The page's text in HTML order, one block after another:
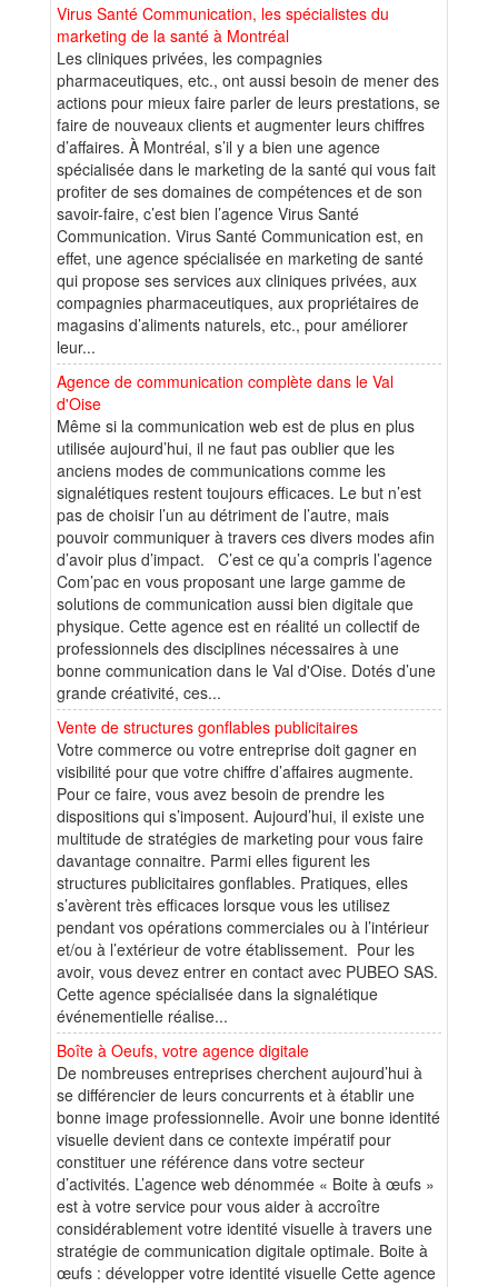
Virus Santé Communication, les spécialistes du
marketing de la santé à Montréal
Les cliniques privées, les compagnies
pharmaceutiques, etc., ont aussi besoin de mener des
actions pour mieux faire parler de leurs prestations, se
faire de nouveaux clients et augmenter leurs chiffres
d’affaires. À Montréal, s’il y a bien une agence
spécialisée dans le marketing de la santé qui vous fait
profiter de ses domaines de compétences et de son
savoir-faire, c’est bien l’agence Virus Santé
Communication. Virus Santé Communication est, en
effet, une agence spécialisée en marketing de santé
qui propose ses services aux cliniques privées, aux
compagnies pharmaceutiques, aux propriétaires de
magasins d’aliments naturels, etc., pour améliorer
leur...
Agence de communication complète dans le Val
d'Oise
Même si la communication web est de plus en plus
utilisée aujourd’hui, il ne faut pas oublier que les
anciens modes de communications comme les
signalétiques restent toujours efficaces. Le but n’est
pas de choisir l’un au détriment de l’autre, mais
pouvoir communiquer à travers ces divers modes afin
d’avoir plus d’impact. C’est ce qu’a compris l’agence
Com’pac en vous proposant une large gamme de
solutions de communication aussi bien digitale que
physique. Cette agence est en réalité un collectif de
professionnels des disciplines nécessaires à une
bonne communication dans le Val d'Oise. Dotés d’une
grande créativité, ces...
Vente de structures gonflables publicitaires
Votre commerce ou votre entreprise doit gagner en
visibilité pour que votre chiffre d’affaires augmente.
Pour ce faire, vous avez besoin de prendre les
dispositions qui s’imposent. Aujourd’hui, il existe une
multitude de stratégies de marketing pour vous faire
davantage connaitre. Parmi elles figurent les
structures publicitaires gonflables. Pratiques, elles
s’avèrent très efficaces lorsque vous les utilisez
pendant vos opérations commerciales ou à l’intérieur
et/ou à l’extérieur de votre établissement. Pour les
avoir, vous devez entrer en contact avec PUBEO SAS.
Cette agence spécialisée dans la signalétique
événementielle réalise...
Boîte à Oeufs, votre agence digitale
De nombreuses entreprises cherchent aujourd’hui à
se différencier de leurs concurrents et à établir une
bonne image professionnelle. Avoir une bonne identité
visuelle devient dans ce contexte impératif pour
constituer une référence dans votre secteur
d’activités. L’agence web dénommée « Boite à œufs »
est à votre service pour vous aider à accroître
considérablement votre identité visuelle à travers une
stratégie de communication digitale optimale. Boite à
œufs : développer votre identité visuelle Cette agence